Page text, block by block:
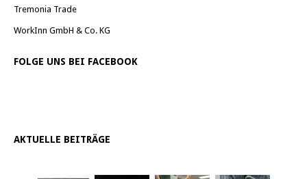
Tremonia Trade
WorkInn GmbH & Co. KG
FOLGE UNS BEI FACEBOOK
AKTUELLE BEITRÄGE